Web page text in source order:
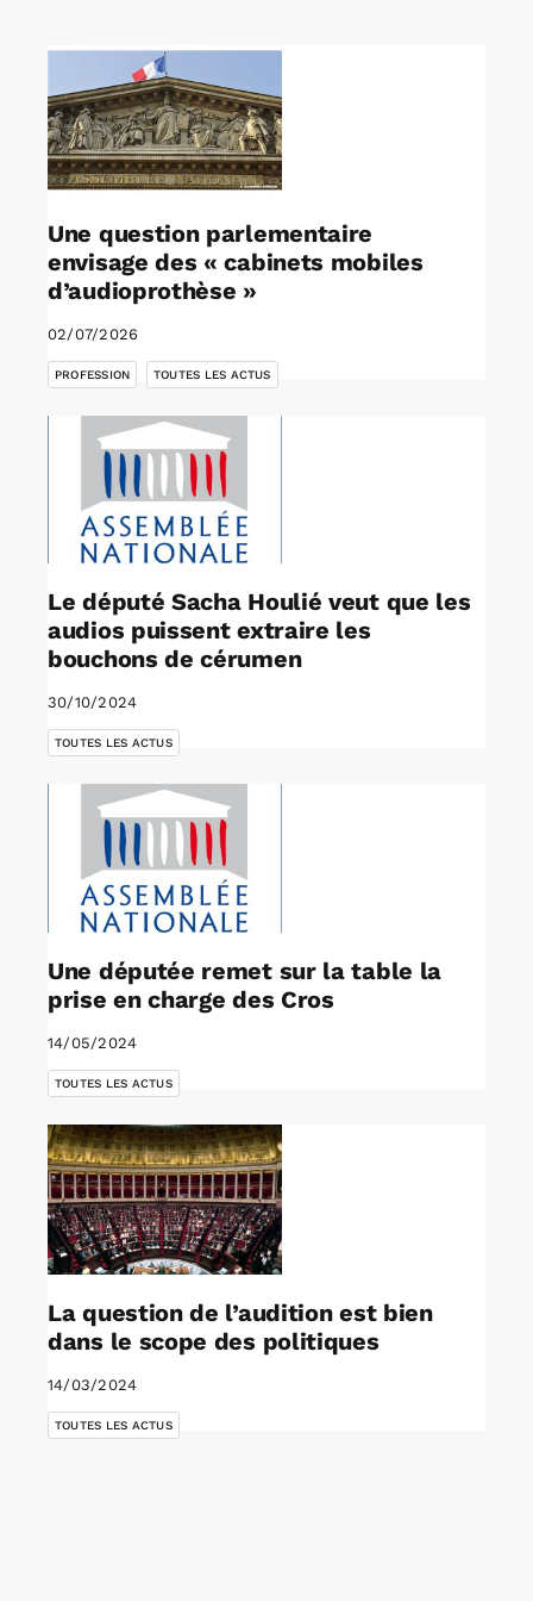
Rechercher:
Annonces emploi
Une question parlementaire
envisage des « cabinets mobiles
d’audioprothèse »
02/07/2026
PROFESSION TOUTES LES ACTUS
Le député Sacha Houlié veut que les
audios puissent extraire les
bouchons de cérumen
30/10/2024
TOUTES LES ACTUS
Une députée remet sur la table la
prise en charge des Cros
14/05/2024
TOUTES LES ACTUS
La question de l’audition est bien
dans le scope des politiques
14/03/2024
TOUTES LES ACTUS